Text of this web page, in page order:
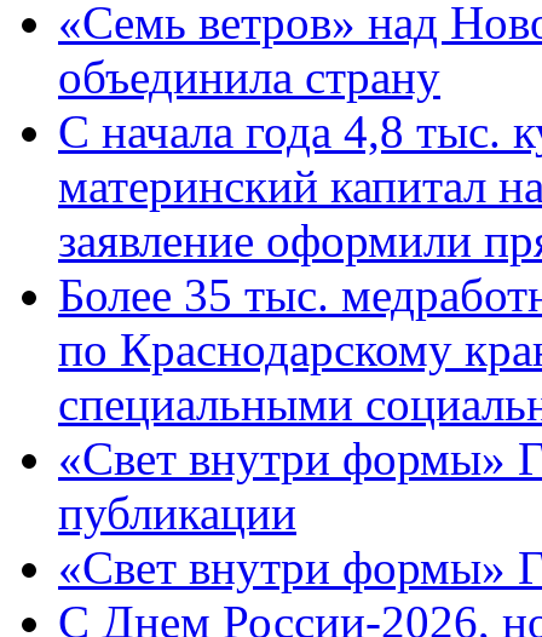
«Семь ветров» над
объединила страну
С начала года 4,8 тыс.
материнский капитал
заявление оформили
Более 35 тыс.
по Краснодарскому
специальными
«Свет внутри формы»
публикации
«Свет внутри формы»
C Днем России-2026,